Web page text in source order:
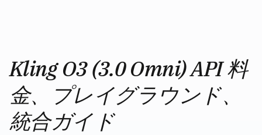
Kling O3 (3.0 Omni) API 料
金、プレイグラウンド、
統合ガイド